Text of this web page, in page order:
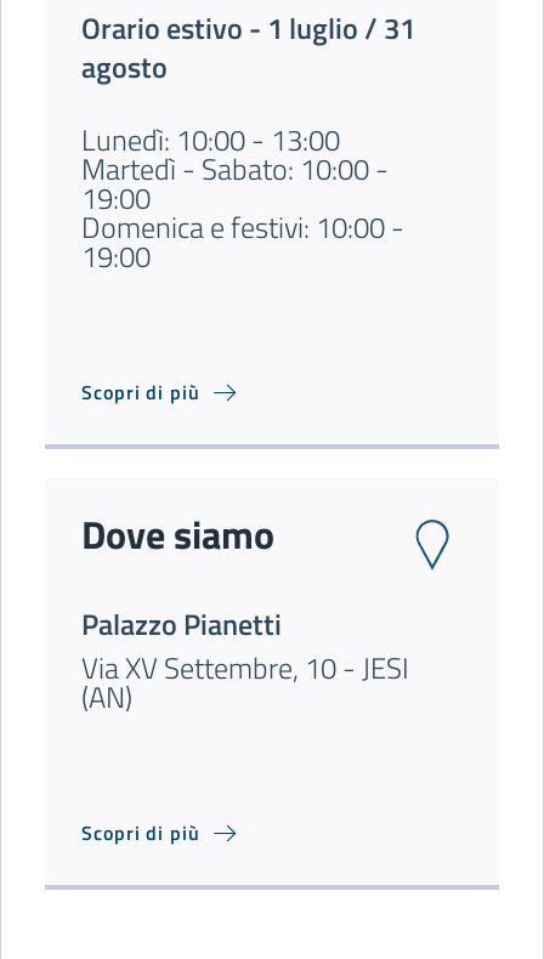
Orario estivo - 1 luglio / 31
agosto
Lunedì: 10:00 - 13:00
Martedì - Sabato: 10:00 -
19:00
Domenica e festivi: 10:00 -
19:00
Scopri di più
Dove siamo
Palazzo Pianetti
Via XV Settembre, 10 - JESI
(AN)
Scopri di più